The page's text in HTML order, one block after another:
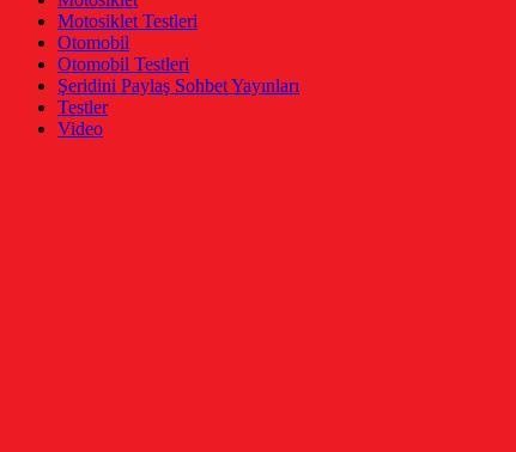
Motosiklet Testleri
Otomobil
Otomobil Testleri
Şeridini Paylaş Sohbet Yayınları
Testler
Video